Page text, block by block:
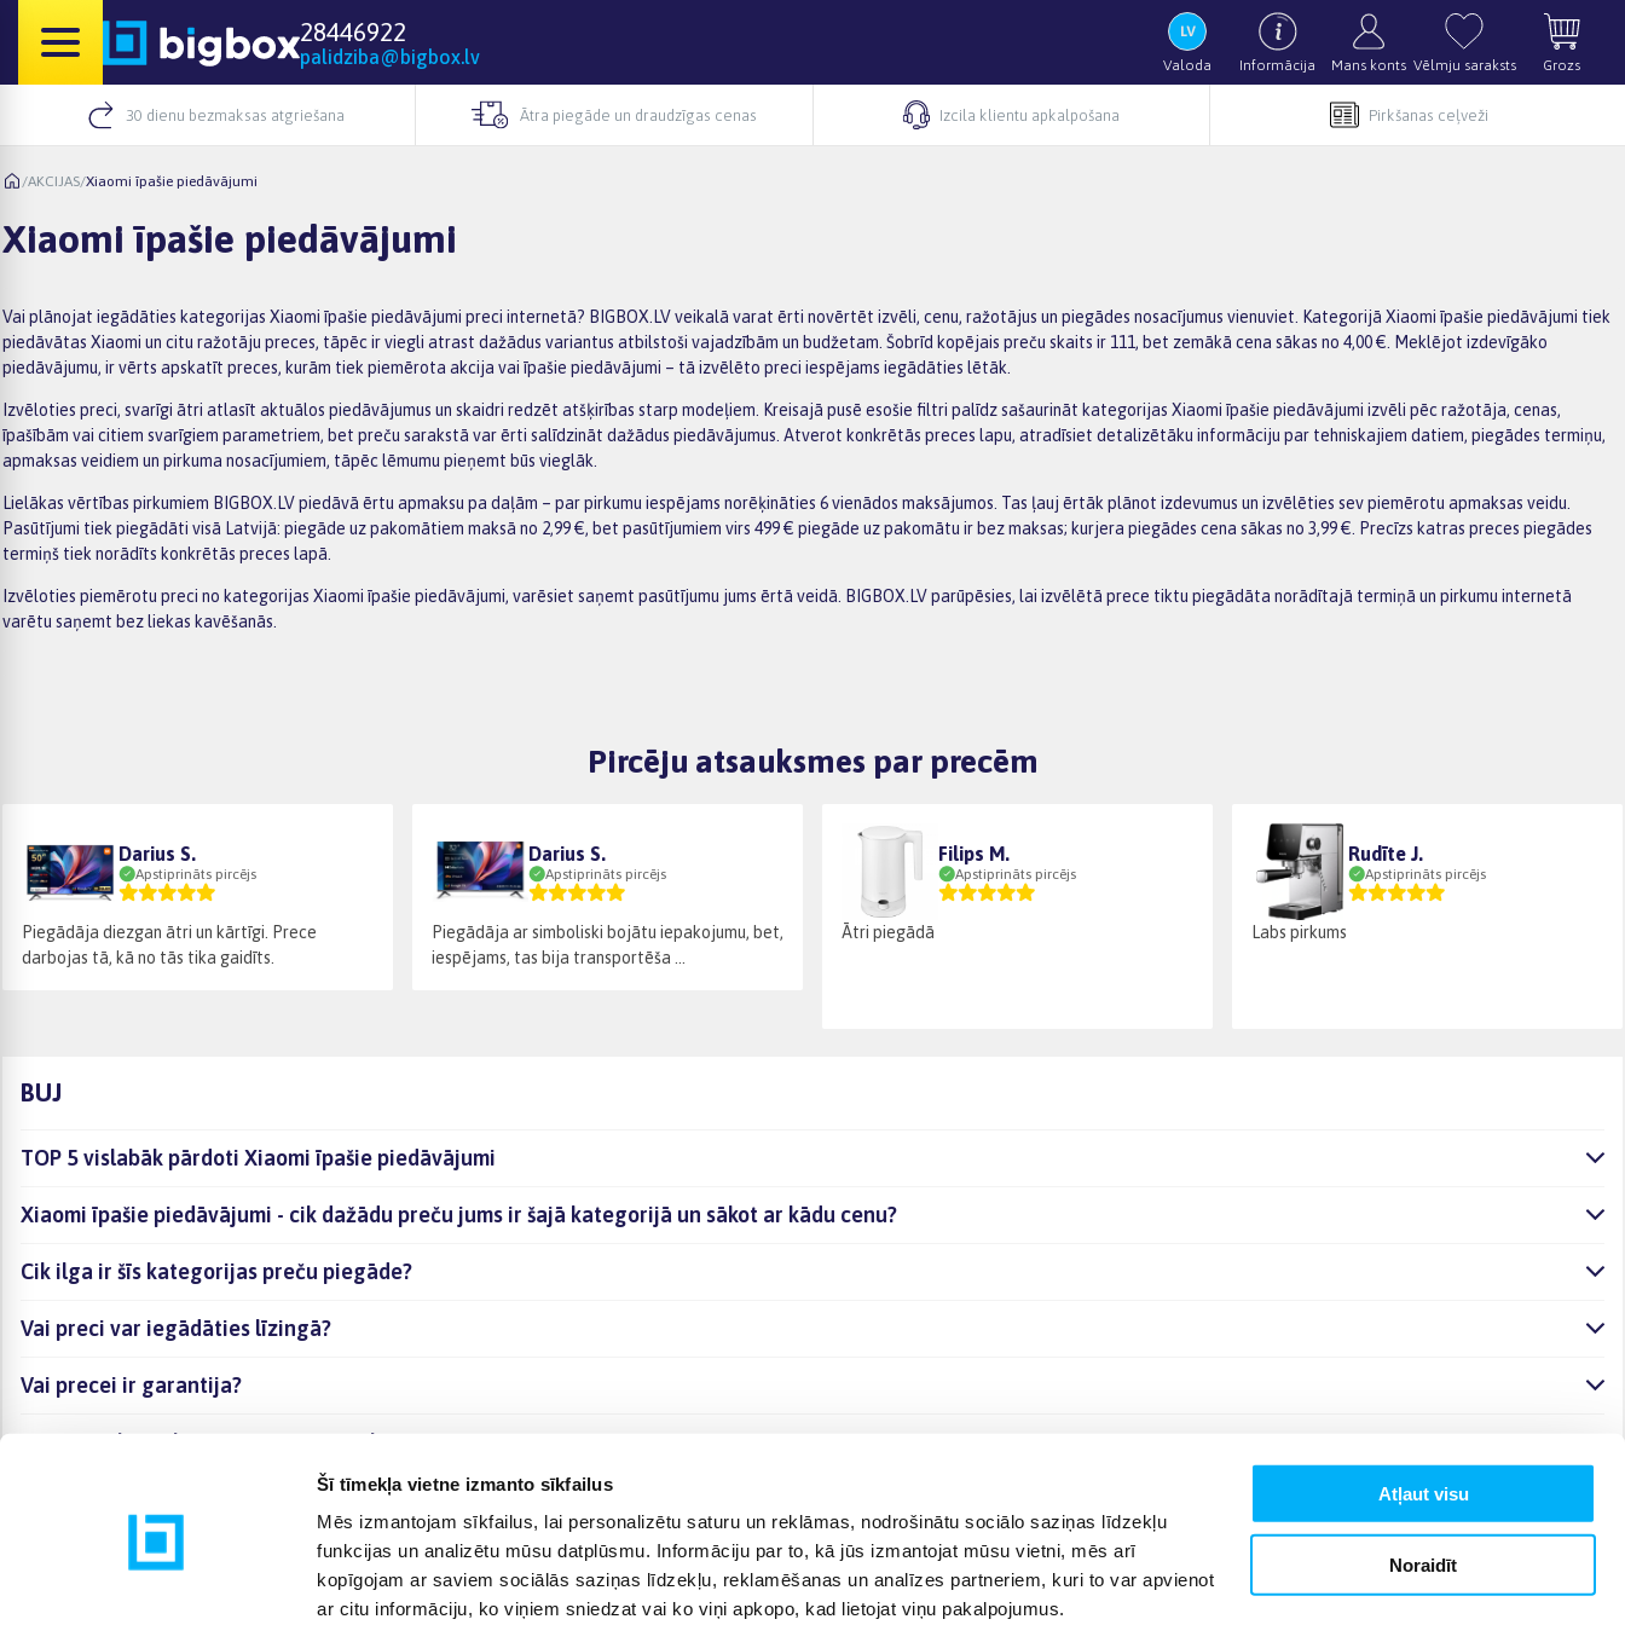
Šī tīmekļa vietne izmanto sīkfailus
Mēs izmantojam sīkfailus, lai personalizētu saturu un reklāmas, nodrošinātu sociālo saziņas līdzekļu
funkcijas un analizētu mūsu datplūsmu. Informāciju par to, kā jūs izmantojat mūsu vietni, mēs arī
kopīgojam ar saviem sociālās saziņas līdzekļu, reklamēšanas un analīzes partneriem, kuri to var apvienot
ar citu informāciju, ko viņiem sniedzat vai ko viņi apkopo, kad lietojat viņu pakalpojumus.
Atļaut visu
Noraidīt
28446922
palidziba@bigbox.lv Valoda Informācija Mans konts Vēlmju saraksts Grozs
30 dienu bezmaksas atgriešana Ātra piegāde un draudzīgas cenas Izcila klientu apkalpošana Pirkšanas ceļveži
/AKCIJAS/Xiaomi īpašie piedāvājumi
Xiaomi īpašie piedāvājumi
Vai plānojat iegādāties kategorijas Xiaomi īpašie piedāvājumi preci internetā? BIGBOX.LV veikalā varat ērti novērtēt izvēli, cenu, ražotājus un piegādes nosacījumus vienuviet. Kategorijā Xiaomi īpašie piedāvājumi tiek
piedāvātas Xiaomi un citu ražotāju preces, tāpēc ir viegli atrast dažādus variantus atbilstoši vajadzībām un budžetam. Šobrīd kopējais preču skaits ir 111, bet zemākā cena sākas no 4,00 €. Meklējot izdevīgāko
piedāvājumu, ir vērts apskatīt preces, kurām tiek piemērota akcija vai īpašie piedāvājumi – tā izvēlēto preci iespējams iegādāties lētāk.
Izvēloties preci, svarīgi ātri atlasīt aktuālos piedāvājumus un skaidri redzēt atšķirības starp modeļiem. Kreisajā pusē esošie filtri palīdz sašaurināt kategorijas Xiaomi īpašie piedāvājumi izvēli pēc ražotāja, cenas,
īpašībām vai citiem svarīgiem parametriem, bet preču sarakstā var ērti salīdzināt dažādus piedāvājumus. Atverot konkrētās preces lapu, atradīsiet detalizētāku informāciju par tehniskajiem datiem, piegādes termiņu,
apmaksas veidiem un pirkuma nosacījumiem, tāpēc lēmumu pieņemt būs vieglāk.
Lielākas vērtības pirkumiem BIGBOX.LV piedāvā ērtu apmaksu pa daļām – par pirkumu iespējams norēķināties 6 vienādos maksājumos. Tas ļauj ērtāk plānot izdevumus un izvēlēties sev piemērotu apmaksas veidu.
Pasūtījumi tiek piegādāti visā Latvijā: piegāde uz pakomātiem maksā no 2,99 €, bet pasūtījumiem virs 499 € piegāde uz pakomātu ir bez maksas; kurjera piegādes cena sākas no 3,99 €. Precīzs katras preces piegādes
termiņš tiek norādīts konkrētās preces lapā.
Izvēloties piemērotu preci no kategorijas Xiaomi īpašie piedāvājumi, varēsiet saņemt pasūtījumu jums ērtā veidā. BIGBOX.LV parūpēsies, lai izvēlētā prece tiktu piegādāta norādītajā termiņā un pirkumu internetā
varētu saņemt bez liekas kavēšanās.
Pircēju atsauksmes par precēm
Darius S.
Apstiprināts pircējs
Piegādāja diezgan ātri un kārtīgi. Prece
darbojas tā, kā no tās tika gaidīts.
Darius S.
Apstiprināts pircējs
Piegādāja ar simboliski bojātu iepakojumu, bet,
iespējams, tas bija transportēša ...
Filips M.
Apstiprināts pircējs
Ātri piegādā
Rudīte J.
Apstiprināts pircējs
Labs pirkums
BUJ
TOP 5 vislabāk pārdoti Xiaomi īpašie piedāvājumi
Xiaomi īpašie piedāvājumi - cik dažādu preču jums ir šajā kategorijā un sākot ar kādu cenu?
Cik ilga ir šīs kategorijas preču piegāde?
Vai preci var iegādāties līzingā?
Vai precei ir garantija?
Kā visērtāk izvēlēties sev piemērotāko preci?